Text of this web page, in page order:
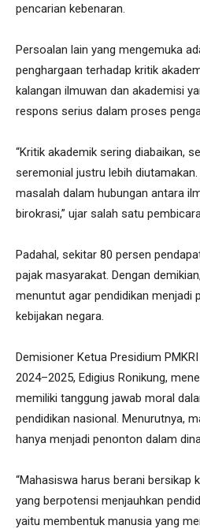
pencarian kebenaran.
Persoalan lain yang mengemuka
penghargaan terhadap kritik
kalangan ilmuwan dan akademisi
respons serius dalam proses
“Kritik akademik sering diabaikan,
seremonial justru lebih
masalah dalam hubungan antara
birokrasi,” ujar salah satu
Padahal, sekitar 80 persen
pajak masyarakat. Dengan
menuntut agar pendidikan menjadi
kebijakan negara.
Demisioner Ketua Presidium
2024–2025, Edigius Ronikung,
memiliki tanggung jawab moral
pendidikan nasional. Menurutnya,
hanya menjadi penonton dalam
“Mahasiswa harus berani bersikap
yang berpotensi menjauhkan
yaitu membentuk manusia yang